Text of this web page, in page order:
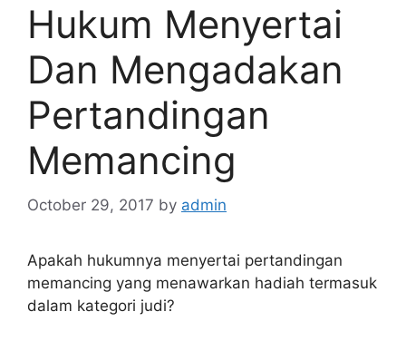
Hukum Menyertai
Dan Mengadakan
Pertandingan
Memancing
October 29, 2017 by admin
Apakah hukumnya menyertai pertandingan
memancing yang menawarkan hadiah termasuk
dalam kategori judi?